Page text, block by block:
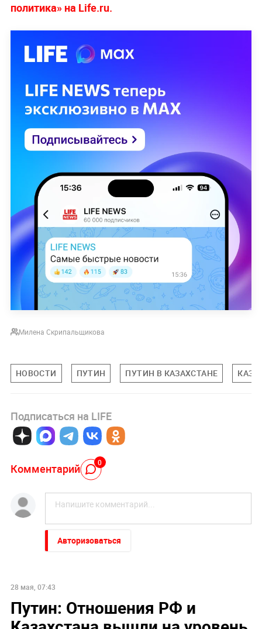
политика» на Life.ru.
Милена Скрипальщикова
НОВОСТИ ПУТИН ПУТИН В КАЗАХСТАНЕ
Подписаться на LIFE
Комментарий 0
Авторизоваться
28 мая, 07:43
Путин: Отношения РФ и